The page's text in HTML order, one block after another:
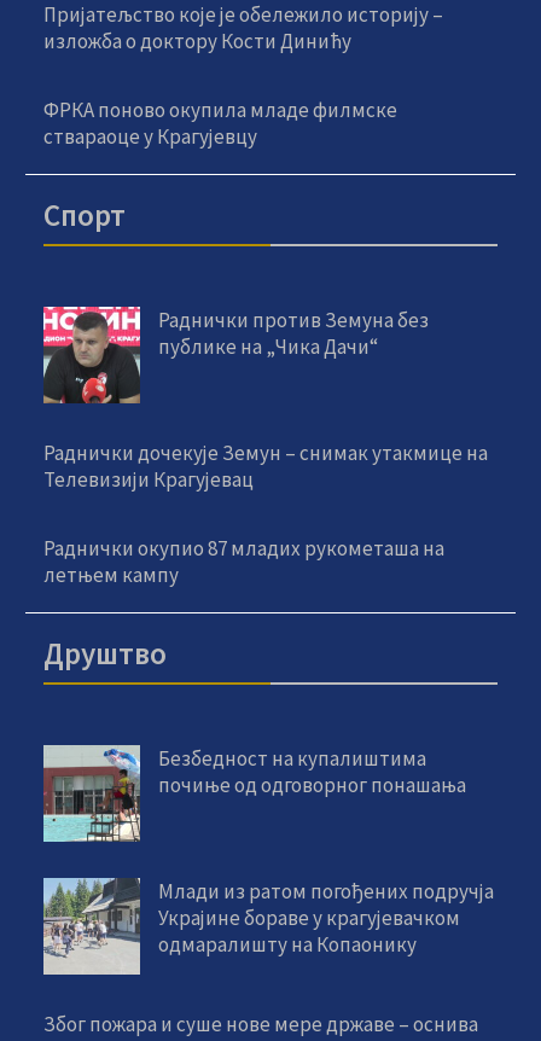
Пријатељство које је обележило историју –
изложба о доктору Кости Динићу
ФРКА поново окупила младе филмске
ствараоце у Крагујевцу
Спорт
Раднички против Земуна без
публике на „Чика Дачи“
Раднички дочекује Земун – снимак утакмице на
Телевизији Крагујевац
Раднички окупио 87 младих рукометаша на
летњем кампу
Друштво
Безбедност на купалиштима
почиње од одговорног понашања
Млади из ратом погођених подручја
Украјине бораве у крагујевачком
одмаралишту на Копаонику
Због пожара и суше нове мере државе – оснива